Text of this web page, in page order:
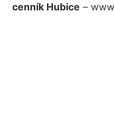
cenník Hubice –